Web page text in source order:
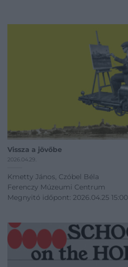
Vissza a jövőbe
2026.04.29.
Kmetty János, Czóbel Béla
Ferenczy Múzeumi Centrum
Megnyitó időpont: 2026.04.25 15:00